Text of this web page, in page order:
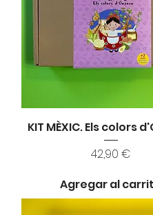
KIT MÈXIC. Els colors
Precio
42,90 €
Agregar al